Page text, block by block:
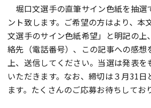
堀口文選手の直筆サイン色紙を抽選
ント致します。ご希望の方はより、本
文選手のサイン色紙希望」と明記の上
絡先（電話番号）、この記事への感想
上、送信してください。当選は発表を
いただきます。なお、締切は３月31日
ます。たくさんのご応募お待ちしてお